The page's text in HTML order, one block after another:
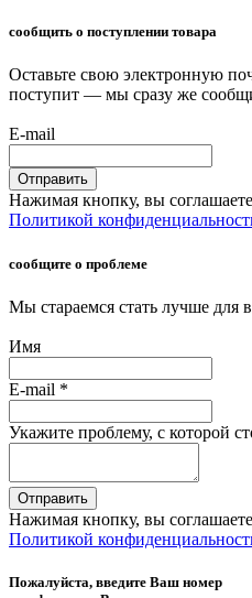
сообщить о поступлении товара
Оставьте свою электронную
поступит — мы сразу же
E-mail
Отправить
Нажимая кнопку, вы
Политикой
сообщите о проблеме
Мы стараемся стать лучше для
Имя
E-mail *
Укажите проблему, с которой
Отправить
Нажимая кнопку, вы
Политикой
Пожалуйста, введите Ваш номер